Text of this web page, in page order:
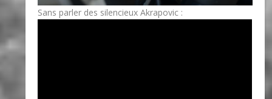
Sans parler des silencieux Akrapovic :